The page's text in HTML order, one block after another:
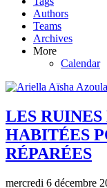
Authors
Teams
Archives
More
Calendar
LES
HABITÉES
RÉPARÉES
mercredi 6 décembre